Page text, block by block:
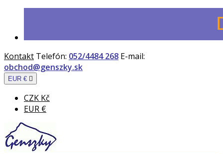
Kontakt Telefón: 052/4484 268 E-mail:
obchod@genszky.sk
EUR € 
CZK Kč
EUR €